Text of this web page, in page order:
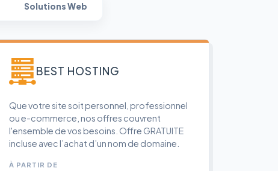
Solutions Web
BEST HOSTING
Que votre site soit personnel, professionnel
ou e-commerce, nos offres couvrent
l'ensemble de vos besoins. Offre GRATUITE
incluse avec l’achat d’un nom de domaine.
À PARTIR DE